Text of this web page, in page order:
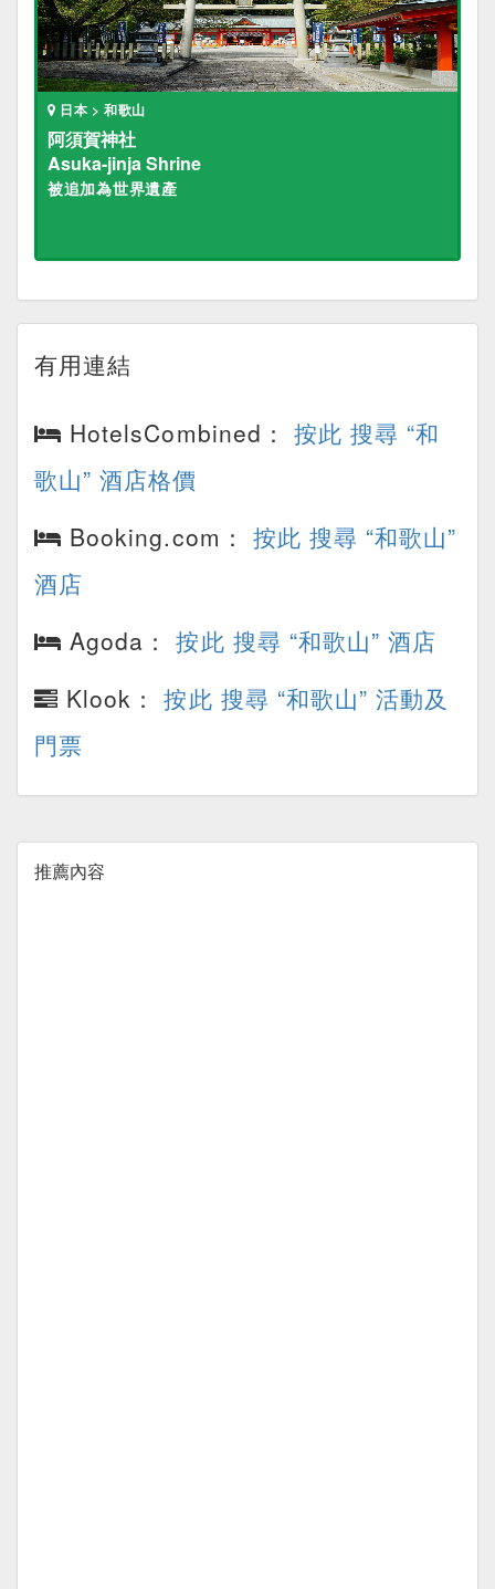
日本 > 和歌山
阿須賀神社
Asuka-jinja Shrine
被追加為世界遺產
有用連結
HotelsCombined： 按此 搜尋 “和
歌山” 酒店格價
Booking.com： 按此 搜尋 “和歌山”
酒店
Agoda：按此 搜尋 “和歌山” 酒店
Klook：按此 搜尋 “和歌山” 活動及
門票
推薦內容